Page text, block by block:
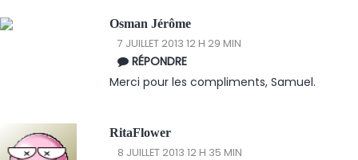
Osman Jérôme
7 JUILLET 2013 12 H 29 MIN
RÉPONDRE
Merci pour les compliments, Samuel.
RitaFlower
8 JUILLET 2013 12 H 35 MIN